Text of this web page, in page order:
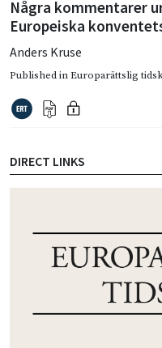
Några kommentarer
Europeiska
Anders Kruse
Published inEuroparättslig
DIRECT LINKS